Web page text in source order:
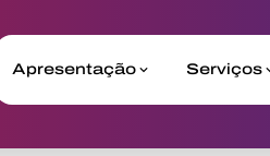
Apresentação Serviços